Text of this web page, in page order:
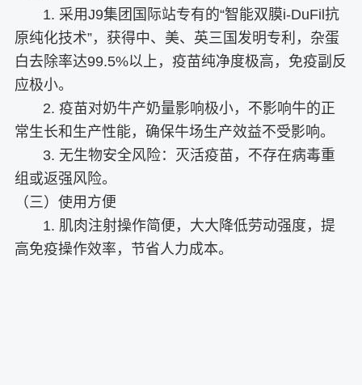
1. 采用J9集团国际站专有的“智能双膜i-DuFil抗
原纯化技术”，获得中、美、英三国发明专利，杂蛋
白去除率达99.5%以上，疫苗纯净度极高，免疫副反
应极小。
2. 疫苗对奶牛产奶量影响极小，不影响牛的正
常生长和生产性能，确保牛场生产效益不受影响。
3. 无生物安全风险：灭活疫苗，不存在病毒重
组或返强风险。
（三）使用方便
1. 肌肉注射操作简便，大大降低劳动强度，提
高免疫操作效率，节省人力成本。